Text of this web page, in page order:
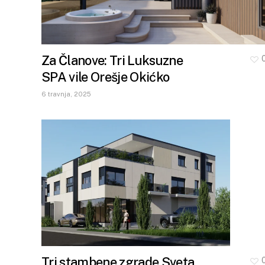
Za Članove: Tri Luksuzne
SPA vile Orešje Okićko
6 travnja, 2025